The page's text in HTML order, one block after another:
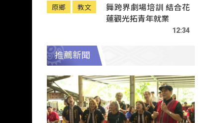
原鄉 教文
舞跨界劇場培訓 結合花
蓮觀光拓青年就業
12:34
推薦新聞